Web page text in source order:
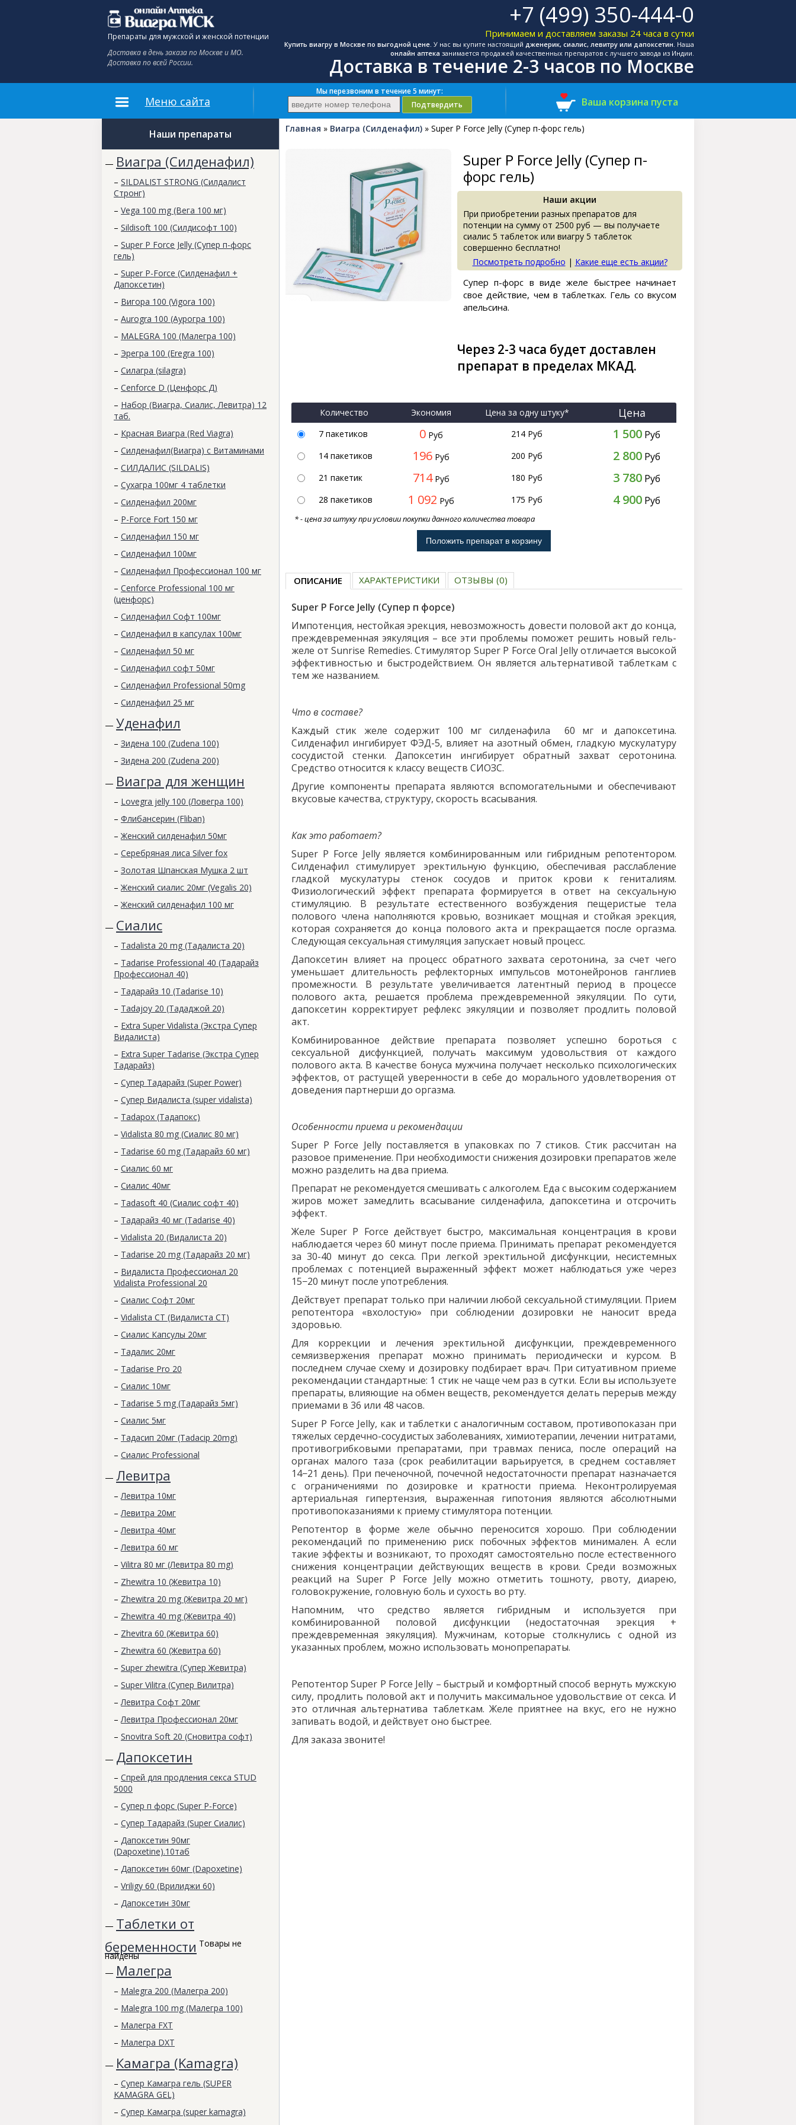
Препараты для мужской и женской потенции
Доставка в день заказа по Москве и МО.
Доставка по всей России.
+7 (499) 350-444-0
Принимаем и доставляем заказы 24 часа в сутки
Купить виагру в Москве по выгодной цене. У нас вы купите настоящий дженерик, сиалис, левитру или дапоксетин. Наша
онлайн аптека занимается продажей качественных препаратов с лучшего завода из Индии.
Доставка в течение 2-3 часов по Москве
Меню сайта
Мы перезвоним в течение 5 минут:
Подтвердить
Ваша корзина пуста
Наши препараты
— Виагра (Силденафил)
– SILDALIST STRONG (Силдалист
Стронг)
– Vega 100 mg (Вега 100 мг)
– Sildisoft 100 (Силдисофт 100)
– Super P Force Jelly (Супер п-форс
гель)
– Super P-Force (Силденафил +
Дапоксетин)
– Вигора 100 (Vigora 100)
– Aurogra 100 (Аурогра 100)
– MALEGRA 100 (Малегра 100)
– Эрегра 100 (Eregra 100)
– Силагра (silagra)
– Cenforce D (Ценфорс Д)
– Набор (Виагра, Сиалис, Левитра) 12
таб.
– Красная Виагра (Red Viagra)
– Силденафил(Виагра) с Витаминами
– СИЛДАЛИС (SILDALIS)
– Сухагра 100мг 4 таблетки
– Силденафил 200мг
– P-Force Fort 150 мг
– Силденафил 150 мг
– Силденафил 100мг
– Силденафил Профессионал 100 мг
– Cenforce Professional 100 мг
(ценфорс)
– Силденафил Софт 100мг
– Силденафил в капсулах 100мг
– Силденафил 50 мг
– Силденафил софт 50мг
– Силденафил Professional 50mg
– Силденафил 25 мг
— Уденафил
– Зидена 100 (Zudena 100)
– Зидена 200 (Zudena 200)
— Виагра для женщин
– Lovegra jelly 100 (Ловегра 100)
– Флибансерин (Fliban)
– Женский силденафил 50мг
– Серебряная лиса Silver fox
– Золотая Шпанская Мушка 2 шт
– Женский сиалис 20мг (Vegalis 20)
– Женский силденафил 100 мг
— Сиалис
– Tadalista 20 mg (Тадалиста 20)
– Tadarise Professional 40 (Тадарайз
Профессионал 40)
– Тадарайз 10 (Tadarise 10)
– Tadajoy 20 (Тададжой 20)
– Extra Super Vidalista (Экстра Супер
Видалиста)
– Extra Super Tadarise (Экстра Супер
Тадарайз)
– Супер Тадарайз (Super Power)
– Супер Видалиста (super vidalista)
– Tadapox (Тадапокс)
– Vidalista 80 mg (Сиалис 80 мг)
– Tadarise 60 mg (Тадарайз 60 мг)
– Сиалис 60 мг
– Cиалис 40мг
– Tadasoft 40 (Сиалис софт 40)
– Тадарайз 40 мг (Tadarise 40)
– Vidalista 20 (Видалиста 20)
– Tadarise 20 mg (Тадарайз 20 мг)
– Видалиста Профессионал 20
Vidalista Professional 20
– Сиалис Софт 20мг
– Vidalista CT (Видалиста СТ)
– Сиалис Капсулы 20мг
– Тадалис 20мг
– Tadarise Pro 20
– Сиалис 10мг
– Tadarise 5 mg (Тадарайз 5мг)
– Сиалис 5мг
– Тадасип 20мг (Tadacip 20mg)
– Сиалис Professional
— Левитра
– Левитра 10мг
– Левитра 20мг
– Левитра 40мг
– Левитра 60 мг
– Vilitra 80 мг (Левитра 80 mg)
– Zhewitra 10 (Жевитра 10)
– Zhewitra 20 mg (Жевитра 20 мг)
– Zhewitra 40 mg (Жевитра 40)
– Zhevitra 60 (Жевитра 60)
– Zhewitra 60 (Жевитра 60)
– Super zhewitra (Супер Жевитра)
– Super Vilitra (Супер Вилитра)
– Левитра Софт 20мг
– Левитра Профессионал 20мг
– Snovitra Soft 20 (Сновитра софт)
— Дапоксетин
– Спрей для продления секса STUD
5000
– Супер п форс (Super P-Force)
– Супер Тадарайз (Super Сиалис)
– Дапоксетин 90мг
(Dapoxetine).10таб
– Дапоксетин 60мг (Dapoxetine)
– Vriligy 60 (Врилиджи 60)
– Дапоксетин 30мг
— Таблетки от
беременности Товары не
найдены
— Малегра
– Malegra 200 (Малегра 200)
– Malegra 100 mg (Малегра 100)
– Малегра FXT
– Малегра DXT
— Камагра (Kamagra)
– Супер Камагра гель (SUPER
KAMAGRA GEL)
– Супер Камагра (super kamagra)
Главная » Виагра (Силденафил) » Super P Force Jelly (Супер п-форс гель)
Super P Force Jelly (Супер п-
форс гель)
Наши акции
При приобретении разных препаратов для
потенции на сумму от 2500 руб — вы получаете
сиалис 5 таблеток или виагру 5 таблеток
совершенно бесплатно!
Посмотреть подробно | Какие еще есть акции?
Супер п-форс в виде желе быстрее начинает
свое действие, чем в таблетках. Гель со вкусом
апельсина.
Через 2-3 часа будет доставлен
препарат в пределах МКАД.
Количество Экономия Цена за одну штуку* Цена
7 пакетиков 0 Руб 214 Руб 1 500 Руб
14 пакетиков 196 Руб 200 Руб 2 800 Руб
21 пакетик 714 Руб 180 Руб 3 780 Руб
28 пакетиков 1 092 Руб 175 Руб 4 900 Руб
* - цена за штуку при условии покупки данного количества товара
ОПИСАНИЕ ХАРАКТЕРИСТИКИ ОТЗЫВЫ (0)
Super P Force Jelly (Супер п форсе)
Импотенция, нестойкая эрекция, невозможность довести половой акт до конца,
преждевременная эякуляция – все эти проблемы поможет решить новый гель-
желе от Sunrise Remedies. Стимулятор Super P Force Oral Jelly отличается высокой
эффективностью и быстродействием. Он является альтернативой таблеткам с
тем же названием.
Что в составе?
Каждый стик желе содержит 100 мг силденафила 60 мг и дапоксетина.
Силденафил ингибирует ФЭД-5, влияет на азотный обмен, гладкую мускулатуру
сосудистой стенки. Дапоксетин ингибирует обратный захват серотонина.
Средство относится к классу веществ СИОЗС.
Другие компоненты препарата являются вспомогательными и обеспечивают
вкусовые качества, структуру, скорость всасывания.
Как это работает?
Super P Force Jelly является комбинированным или гибридным репотентором.
Силденафил стимулирует эректильную функцию, обеспечивая расслабление
гладкой мускулатуры стенок сосудов и приток крови к гениталиям.
Физиологический эффект препарата формируется в ответ на сексуальную
стимуляцию. В результате естественного возбуждения пещеристые тела
полового члена наполняются кровью, возникает мощная и стойкая эрекция,
которая сохраняется до конца полового акта и прекращается после оргазма.
Следующая сексуальная стимуляция запускает новый процесс.
Дапоксетин влияет на процесс обратного захвата серотонина, за счет чего
уменьшает длительность рефлекторных импульсов мотонейронов ганглиев
промежности. В результате увеличивается латентный период в процессе
полового акта, решается проблема преждевременной эякуляции. По сути,
дапоксетин корректирует рефлекс эякуляции и позволяет продлить половой
акт.
Комбинированное действие препарата позволяет успешно бороться с
сексуальной дисфункцией, получать максимум удовольствия от каждого
полового акта. В качестве бонуса мужчина получает несколько психологических
эффектов, от растущей уверенности в себе до морального удовлетворения от
доведения партнерши до оргазма.
Особенности приема и рекомендации
Super P Force Jelly поставляется в упаковках по 7 стиков. Стик рассчитан на
разовое применение. При необходимости снижения дозировки препаратов желе
можно разделить на два приема.
Препарат не рекомендуется смешивать с алкоголем. Еда с высоким содержанием
жиров может замедлить всасывание силденафила, дапоксетина и отсрочить
эффект.
Желе Super P Force действует быстро, максимальная концентрация в крови
наблюдается через 60 минут после приема. Принимать препарат рекомендуется
за 30-40 минут до секса. При легкой эректильной дисфункции, несистемных
проблемах с потенцией выраженный эффект может наблюдаться уже через
15−20 минут после употребления.
Действует препарат только при наличии любой сексуальной стимуляции. Прием
репотентора «вхолостую» при соблюдении дозировки не наносит вреда
здоровью.
Для коррекции и лечения эректильной дисфункции, преждевременного
семяизвержения препарат можно принимать периодически и курсом. В
последнем случае схему и дозировку подбирает врач. При ситуативном приеме
рекомендации стандартные: 1 стик не чаще чем раз в сутки. Если вы используете
препараты, влияющие на обмен веществ, рекомендуется делать перерыв между
приемами в 36 или 48 часов.
Super P Force Jelly, как и таблетки с аналогичным составом, противопоказан при
тяжелых сердечно-сосудистых заболеваниях, химиотерапии, лечении нитратами,
противогрибковыми препаратами, при травмах пениса, после операций на
органах малого таза (срок реабилитации варьируется, в среднем составляет
14−21 день). При печеночной, почечной недостаточности препарат назначается
с ограничениями по дозировке и кратности приема. Неконтролируемая
артериальная гипертензия, выраженная гипотония являются абсолютными
противопоказаниями к приему стимулятора потенции.
Репотентор в форме желе обычно переносится хорошо. При соблюдении
рекомендаций по применению риск побочных эффектов минимален. А если
такие эффекты и возникают, то проходят самостоятельно после естественного
снижения концентрации действующих веществ в крови. Среди возможных
реакций на Super P Force Jelly можно отметить тошноту, рвоту, диарею,
головокружение, головную боль и сухость во рту.
Напомним, что средство является гибридным и используется при
комбинированной половой дисфункции (недостаточная эрекция +
преждевременная эякуляция). Мужчинам, которые столкнулись с одной из
указанных проблем, можно использовать монопрепараты.
Репотентор Super P Force Jelly – быстрый и комфортный способ вернуть мужскую
силу, продлить половой акт и получить максимальное удовольствие от секса. И
это отличная альтернатива таблеткам. Желе приятнее на вкус, его не нужно
запивать водой, и действует оно быстрее.
Для заказа звоните!